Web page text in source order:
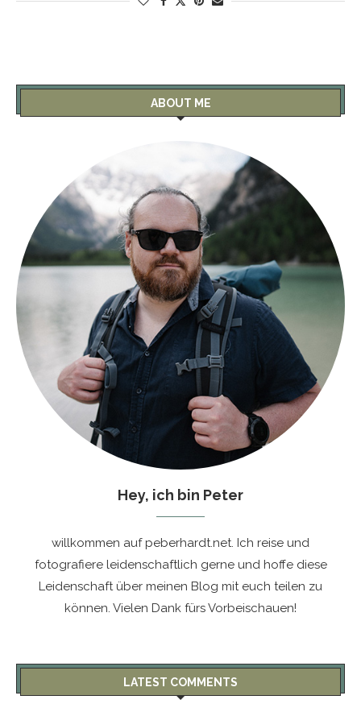
ABOUT ME
Hey, ich bin Peter
willkommen auf peberhardt.net. Ich reise und
fotografiere leidenschaftlich gerne und hoffe diese
Leidenschaft über meinen Blog mit euch teilen zu
können. Vielen Dank fürs Vorbeischauen!
LATEST COMMENTS